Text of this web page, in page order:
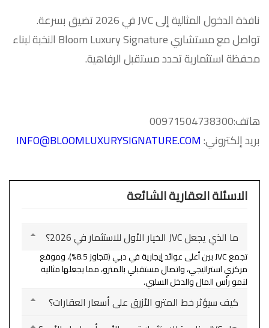
نافذة الدخول المثالية إلى JVC في 2026 تضيق بسرعة.
تواصل مع مستشاري Bloom Luxury Signature النخبة لبناء
محفظة استثمارية تحدد مستقبل الرفاهية.
هاتف:00971504738300
بريد إلكتروني:INFO@BLOOMLUXURYSIGNATURE.COM
الاسئلة العقارية الشائعة
ما الذي يجعل JVC الخيار الأول للاستثمار في 2026؟
تجمع JVC بين أعلى عوائد إيجارية في دبي (تتجاوز 8.5%)، وموقع
مركزي استراتيجي، واتصال مستقبلي بالمترو، مما يجعلها مثالية
لنمو رأس المال والدخل السلبي.
كيف سيؤثر خط المترو الأزرق على أسعار العقارات؟